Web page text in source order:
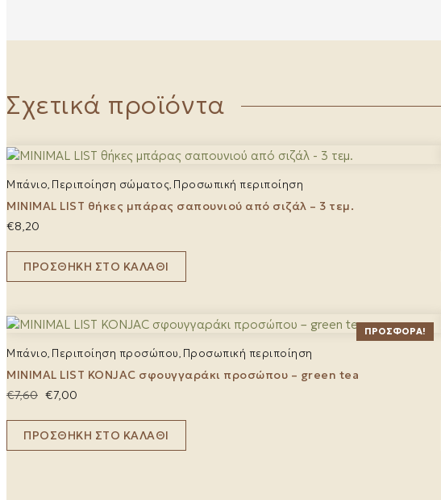
Σχετικά προϊόντα
Μπάνιο, Περιποίηση σώματος, Προσωπική περιποίηση
MINIMAL LIST θήκες μπάρας σαπουνιού από σιζάλ – 3 τεμ.
€8,20
ΠΡΟΣΘΉΚΗ ΣΤΟ ΚΑΛΆΘΙ
ΠΡΟΣΦΟΡΆ!
Μπάνιο, Περιποίηση προσώπου, Προσωπική περιποίηση
MINIMAL LIST KONJAC σφουγγαράκι προσώπου – green tea
€7,60 Original
was:
€7,00
τιμή
ΠΡΟΣΘΉΚΗ ΣΤΟ ΚΑΛΆΘΙ